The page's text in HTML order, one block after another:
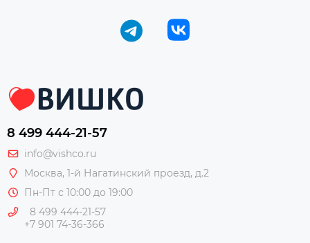
8 499 444-21-57
info@vishco.ru
Москва, 1-й Нагатинский проезд, д.2
Пн-Пт с 10:00 до 19:00
8 499 444-21-57
+7 901 74-36-366